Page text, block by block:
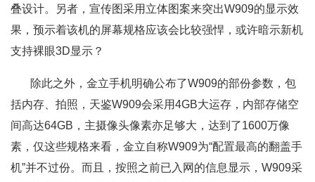
叠设计。另者，宣传图采用立体图案来突出W909的显示效
果，预示着该机的屏幕规格应该会比较强悍，或许暗示新机
支持裸眼3D显示？
除此之外，金立手机明确公布了W909的部份参数，包
括内存、拍照，天鉴W909会采用4GB大运存，内部存储空
间高达64GB，主摄像头像素亦足够大，达到了1600万像
素，仅这些规格来看，金立自称W909为“配置最高的翻盖手
机”并不过份。而且，按照之前已入网的信息显示，W909采